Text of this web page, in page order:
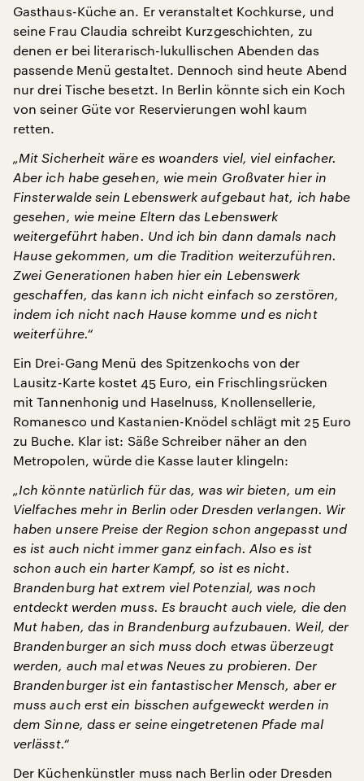
Gasthaus-Küche an. Er veranstaltet Kochkurse, und
seine Frau Claudia schreibt Kurzgeschichten, zu
denen er bei literarisch-lukullischen Abenden das
passende Menü gestaltet. Dennoch sind heute Abend
nur drei Tische besetzt. In Berlin könnte sich ein Koch
von seiner Güte vor Reservierungen wohl kaum
retten.
„Mit Sicherheit wäre es woanders viel, viel einfacher.
Aber ich habe gesehen, wie mein Großvater hier in
Finsterwalde sein Lebenswerk aufgebaut hat, ich habe
gesehen, wie meine Eltern das Lebenswerk
weitergeführt haben. Und ich bin dann damals nach
Hause gekommen, um die Tradition weiterzuführen.
Zwei Generationen haben hier ein Lebenswerk
geschaffen, das kann ich nicht einfach so zerstören,
indem ich nicht nach Hause komme und es nicht
weiterführe.“
Ein Drei-Gang Menü des Spitzenkochs von der
Lausitz-Karte kostet 45 Euro, ein Frischlingsrücken
mit Tannenhonig und Haselnuss, Knollensellerie,
Romanesco und Kastanien-Knödel schlägt mit 25 Euro
zu Buche. Klar ist: Säße Schreiber näher an den
Metropolen, würde die Kasse lauter klingeln:
„Ich könnte natürlich für das, was wir bieten, um ein
Vielfaches mehr in Berlin oder Dresden verlangen. Wir
haben unsere Preise der Region schon angepasst und
es ist auch nicht immer ganz einfach. Also es ist
schon auch ein harter Kampf, so ist es nicht.
Brandenburg hat extrem viel Potenzial, was noch
entdeckt werden muss. Es braucht auch viele, die den
Mut haben, das in Brandenburg aufzubauen. Weil, der
Brandenburger an sich muss doch etwas überzeugt
werden, auch mal etwas Neues zu probieren. Der
Brandenburger ist ein fantastischer Mensch, aber er
muss auch erst ein bisschen aufgeweckt werden in
dem Sinne, dass er seine eingetretenen Pfade mal
verlässt.“
Der Küchenkünstler muss nach Berlin oder Dresden